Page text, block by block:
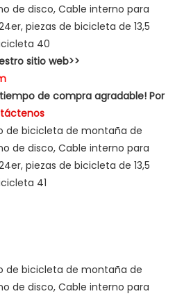
sitio web>>
de compra agradable! Por